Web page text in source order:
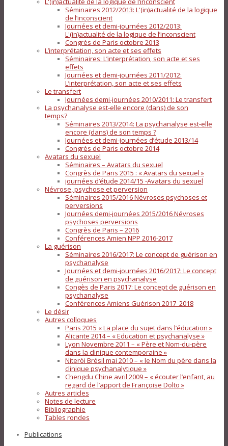
Séminaires 2012/2013: L'(in)actualité de la logique
de l’inconscient
Journées et demi-journées 2012/2013:
L'(in)actualité de la logique de l’inconscient
Congrès de Paris octobre 2013
L’interprétation, son acte et ses effets
Séminaires: L’interprétation, son acte et ses
effets
Journées et demi-journées 2011/2012:
L’interprétation, son acte et ses effets
Le transfert
Journées demi-journées 2010/2011: Le transfert
La psychanalyse est-elle encore (dans) de son
temps?
Séminaires 2013/2014: La psychanalyse est-elle
encore (dans) de son temps ?
Journées et demi-journées d’étude 2013/14
Congrès de Paris octobre 2014
Avatars du sexuel
Séminaires – Avatars du sexuel
Congrès de Paris 2015 : « Avatars du sexuel »
journées d’étude 2014/15 -Avatars du sexuel
Névrose, psychose et perversion
Séminaires 2015/2016 Névroses psychoses et
perversions
Journées demi-journées 2015/2016 Névroses
psychoses perversions
Congrès de Paris – 2016
Conférences Amien NPP 2016-2017
La guérison
Séminaires 2016/2017: Le concept de guérison en
psychanalyse
Journées et demi-journées 2016/2017: Le concept
de guérison en psychanalyse
Congès de Paris 2017: Le concept de guérison en
psychanalyse
Conférences Amiens Guérison 2017_2018
Le désir
Autres colloques
Paris 2015 « La place du sujet dans l’éducation »
Alicante 2014 – « Education et psychanalyse »
Lyon Novembre 2011 – « Père et Nom-du-père
dans la clinique contemporaine »
Niteròi Brésil mai 2010 – « le Nom du père dans la
clinique psychanalytique »
Chengdu Chine avril 2009 – « écouter l’enfant, au
regard de l’apport de Françoise Dolto »
Autres articles
Notes de lecture
Bibliographie
Tables rondes
Publications